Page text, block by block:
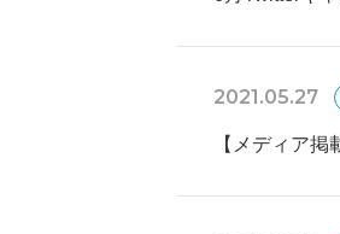
2021.05.27
【メディア